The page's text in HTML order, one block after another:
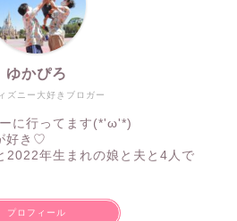
ズニー大好きブロガー
ゆかぴろ
に行ってます(*'ω'*)
好き♡
2022年生まれの娘と夫と4人で
プロフィール